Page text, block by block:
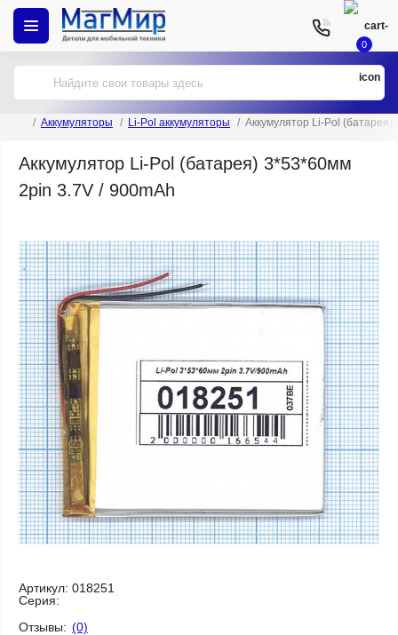
0
Аккумуляторы Li-Pol аккумуляторы Аккумулятор Li-Pol
Аккумулятор Li-Pol (батарея) 3*53*60мм
2pin 3.7V / 900mAh
Артикул: 018251
Серия:
Отзывы: (0)